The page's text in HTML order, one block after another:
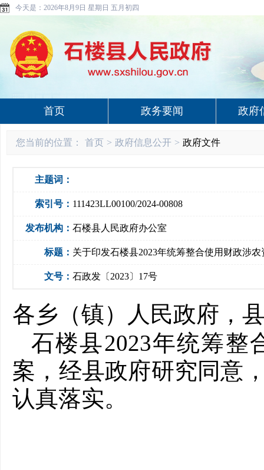
今天是： 2026年8月9日 星期日 五月初四
首页 政务要闻 政府
您当前的位置： 首页 > 政府信息公开 > 政府文件
主题词：
索引号： 111423LL00100/2024-00808
发布机构： 石楼县人民政府办公室
标题： 关于印发石楼县2023年统筹整合使用财政涉
文号： 石政发〔2023〕17号
各乡（镇）人民政府，
石楼县2023年统筹整
案 ，经县政府研究同意
认真落实。